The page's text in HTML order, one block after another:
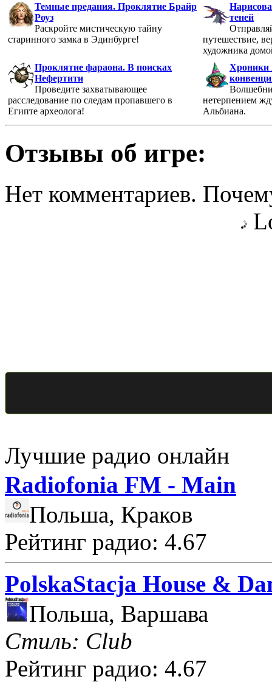
Темные предания. Проклятие Брайр
Роуз
Раскройте мистическую тайну
старинного замка в Эдинбурге!
теней
путешествие,
художника
Проклятие фараона. В поисках
Нефертити
Проведите захватывающее
расследование по следам пропавшего в
Египте археолога!
Хроники
нетерпением
Альбиана.
Отзывы об игре:
Нет комментариев.
Лучшие радио онлайн
Radiofonia FM - Main
Польша, Краков
Рейтинг радио: 4.67
PolskaStacja House &
Польша, Варшава
Стиль: Club
Рейтинг радио: 4.67